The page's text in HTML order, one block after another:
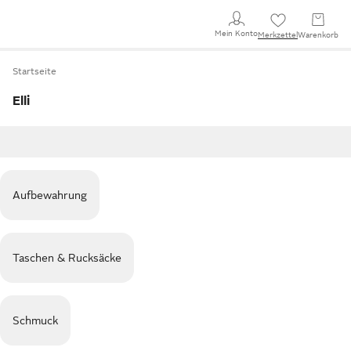
Mein KontoMerkzettel Warenkorb
Startseite
Elli
Aufbewahrung
Taschen & Rucksäcke
Schmuck